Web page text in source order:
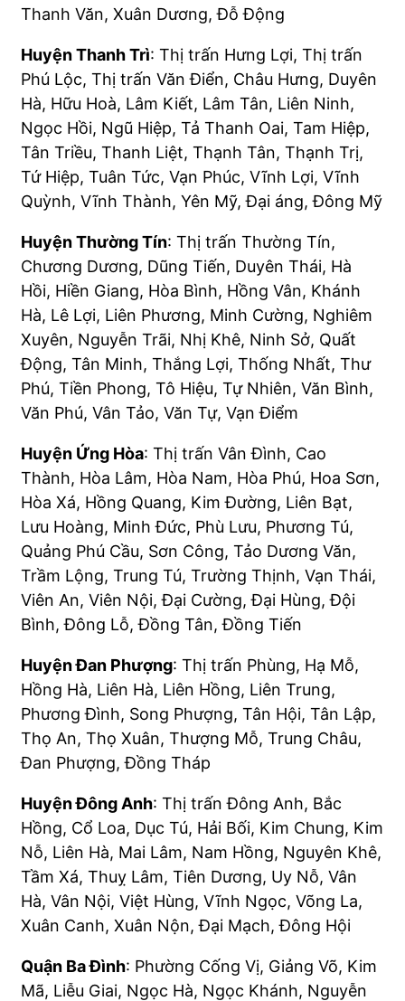
Thanh Văn, Xuân Dương, Đỗ Động
Huyện Thanh Trì: Thị trấn Hưng Lợi, Thị trấn
Phú Lộc, Thị trấn Văn Điển, Châu Hưng, Duyên
Hà, Hữu Hoà, Lâm Kiết, Lâm Tân, Liên Ninh,
Ngọc Hồi, Ngũ Hiệp, Tả Thanh Oai, Tam Hiệp,
Tân Triều, Thanh Liệt, Thạnh Tân, Thạnh Trị,
Tứ Hiệp, Tuân Tức, Vạn Phúc, Vĩnh Lợi, Vĩnh
Quỳnh, Vĩnh Thành, Yên Mỹ, Đại áng, Đông Mỹ
Huyện Thường Tín: Thị trấn Thường Tín,
Chương Dương, Dũng Tiến, Duyên Thái, Hà
Hồi, Hiền Giang, Hòa Bình, Hồng Vân, Khánh
Hà, Lê Lợi, Liên Phương, Minh Cường, Nghiêm
Xuyên, Nguyễn Trãi, Nhị Khê, Ninh Sở, Quất
Động, Tân Minh, Thắng Lợi, Thống Nhất, Thư
Phú, Tiền Phong, Tô Hiệu, Tự Nhiên, Văn Bình,
Văn Phú, Vân Tảo, Văn Tự, Vạn Điểm
Huyện Ứng Hòa: Thị trấn Vân Đình, Cao
Thành, Hòa Lâm, Hòa Nam, Hòa Phú, Hoa Sơn,
Hòa Xá, Hồng Quang, Kim Đường, Liên Bạt,
Lưu Hoàng, Minh Đức, Phù Lưu, Phương Tú,
Quảng Phú Cầu, Sơn Công, Tảo Dương Văn,
Trầm Lộng, Trung Tú, Trường Thịnh, Vạn Thái,
Viên An, Viên Nội, Đại Cường, Đại Hùng, Đội
Bình, Đông Lỗ, Đồng Tân, Đồng Tiến
Huyện Đan Phượng: Thị trấn Phùng, Hạ Mỗ,
Hồng Hà, Liên Hà, Liên Hồng, Liên Trung,
Phương Đình, Song Phượng, Tân Hội, Tân Lập,
Thọ An, Thọ Xuân, Thượng Mỗ, Trung Châu,
Đan Phượng, Đồng Tháp
Huyện Đông Anh: Thị trấn Đông Anh, Bắc
Hồng, Cổ Loa, Dục Tú, Hải Bối, Kim Chung, Kim
Nỗ, Liên Hà, Mai Lâm, Nam Hồng, Nguyên Khê,
Tầm Xá, Thuỵ Lâm, Tiên Dương, Uy Nỗ, Vân
Hà, Vân Nội, Việt Hùng, Vĩnh Ngọc, Võng La,
Xuân Canh, Xuân Nộn, Đại Mạch, Đông Hội
Quận Ba Đình: Phường Cống Vị, Giảng Võ, Kim
Mã, Liễu Giai, Ngọc Hà, Ngọc Khánh, Nguyễn